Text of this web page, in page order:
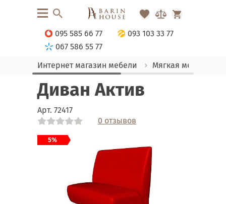
095 585 66 77
093 103 33 77
067 586 55 77
Интернет магазин мебели
Мягкая мебель
Диван Актив
Арт. 72417
0 отзывов
5%
Link
Link
Link
Link
Link
Link